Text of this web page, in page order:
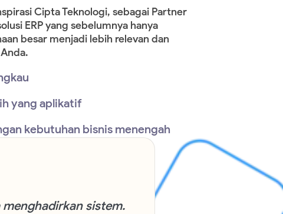
Cipta Teknologi, sebagai Partner
ERP yang sebelumnya hanya
besar menjadi lebih relevan dan
yang aplikatif
kebutuhan bisnis menengah
sistem.